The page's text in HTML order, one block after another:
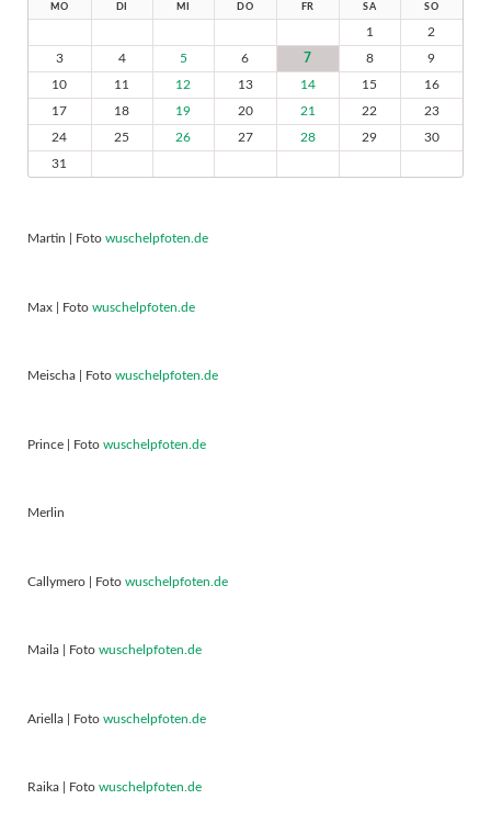
MO DI MI DO FR SA SO
1
2
3
4 5 6 7 8
9
10
11 12 13 14 15
16
17
18 19 20 21 22
23
24
25 26 27 28 29
30
31
Martin | Foto wuschelpfoten.de
Max | Foto wuschelpfoten.de
Meischa | Foto wuschelpfoten.de
Prince | Foto wuschelpfoten.de
Merlin
Callymero | Foto wuschelpfoten.de
Maila | Foto wuschelpfoten.de
Ariella | Foto wuschelpfoten.de
Raika | Foto wuschelpfoten.de